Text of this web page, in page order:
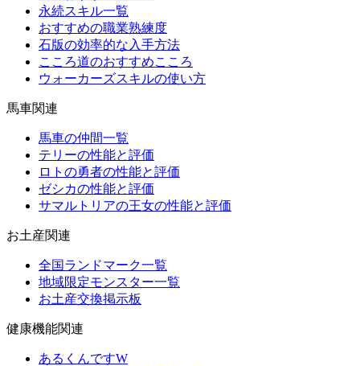
永続スキル一覧
おすすめの職業熟練度
石版の効率的な入手方法
こころ道のおすすめこころ
ウォーカーズスキルの使い方
馬車関連
馬車の仲間一覧
テリーの性能と評価
ロトの勇者の性能と評価
ゼシカの性能と評価
サマルトリアの王女の性能と評価
お土産関連
全国ランドマーク一覧
地域限定モンスター一覧
お土産交換掲示板
健康機能関連
あるくんですW